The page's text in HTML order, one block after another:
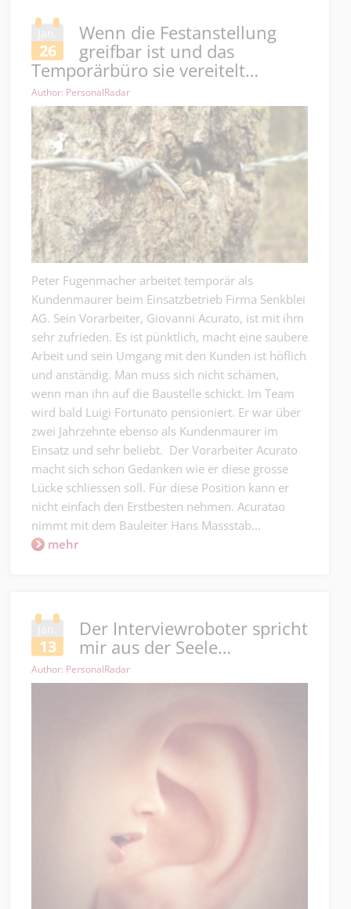
26
Wenn die Festanstellung
greifbar ist und das
Temporärbüro sie vereitelt…
Author: PersonalRadar
Peter Fugenmacher arbeitet temporär als
Kundenmaurer beim Einsatzbetrieb Firma Senkblei
AG. Sein Vorarbeiter, Giovanni Acurato, ist mit ihm
sehr zufrieden. Es ist pünktlich, macht eine saubere
Arbeit und sein Umgang mit den Kunden ist höflich
und anständig. Man muss sich nicht schämen,
wenn man ihn auf die Baustelle schickt. Im Team
wird bald Luigi Fortunato pensioniert. Er war über
zwei Jahrzehnte ebenso als Kundenmaurer im
Einsatz und sehr beliebt. Der Vorarbeiter Acurato
macht sich schon Gedanken wie er diese grosse
Lücke schliessen soll. Für diese Position kann er
nicht einfach den Erstbesten nehmen. Acuratao
nimmt mit dem Bauleiter Hans Massstab...
mehr
Jan.
13
Der Interviewroboter spricht
mir aus der Seele…
Author: PersonalRadar